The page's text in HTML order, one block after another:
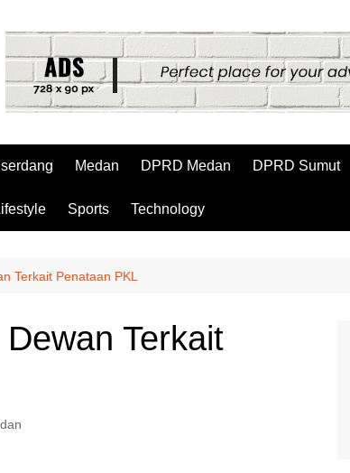
Medan DPRD Medan DPRD Sumut
Sports Technology
Terkait Penataan PKL
Terkait